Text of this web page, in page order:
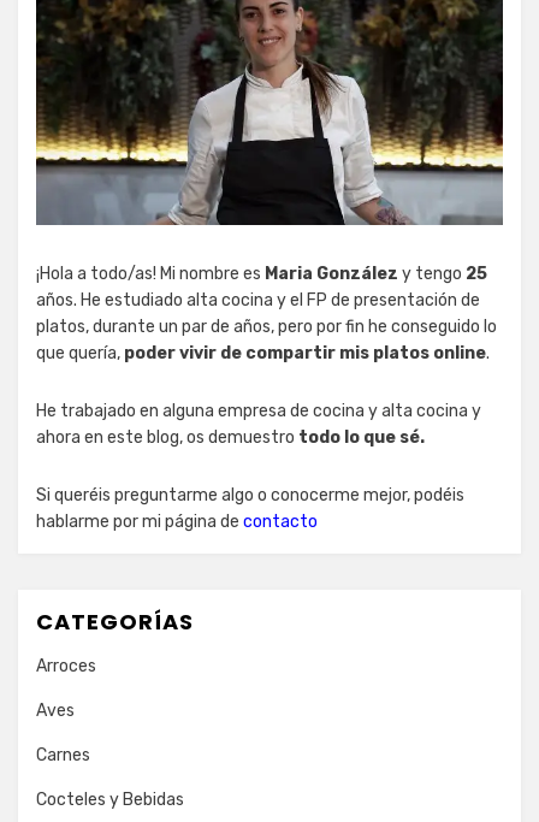
¡Hola a todo/as! Mi nombre es Maria González y tengo 25
años. He estudiado alta cocina y el FP de presentación de
platos, durante un par de años, pero por fin he conseguido lo
que quería, poder vivir de compartir mis platos online.
He trabajado en alguna empresa de cocina y alta cocina y
ahora en este blog, os demuestro todo lo que sé.
Si queréis preguntarme algo o conocerme mejor, podéis
hablarme por mi página de contacto
CATEGORÍAS
Arroces
Aves
Carnes
Cocteles y Bebidas